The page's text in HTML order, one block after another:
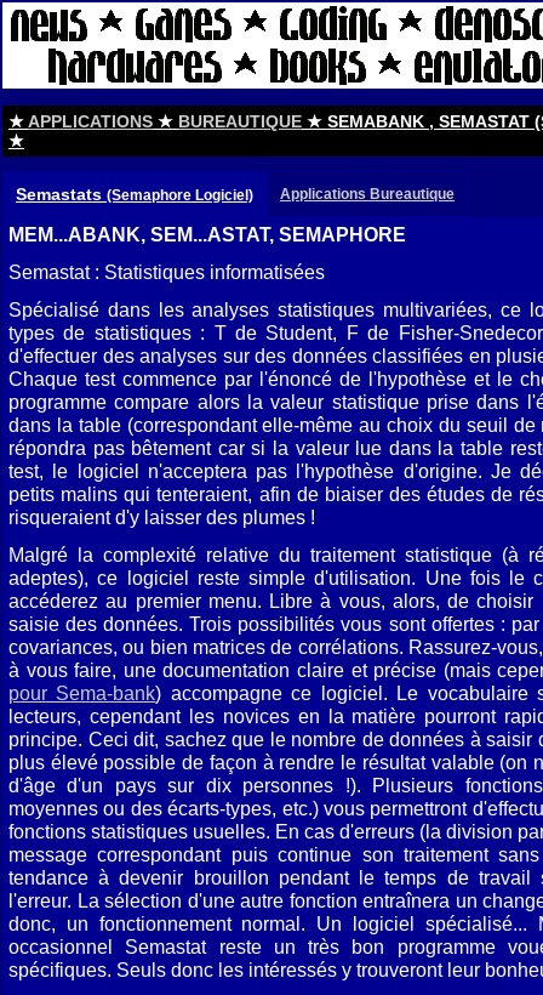
★APPLICATIONS ★ BUREAUTIQUE ★ SEMABANK , SEMASTAT
★
Semastats (Semaphore Logiciel) Applications Bureautique
MEM...ABANK, SEM...ASTAT, SEMAPHORE
Semastat : Statistiques informatisées
Spécialisé dans les analyses statistiques multivariées, ce
types de statistiques : T de Student, F de Fisher-
d'effectuer des analyses sur des données classifiées en
Chaque test commence par l'énoncé de l'hypothèse et le
programme compare alors la valeur statistique prise dans
dans la table (correspondant elle-même au choix du seuil de
répondra pas bêtement car si la valeur lue dans la table
test, le logiciel n'acceptera pas l'hypothèse d'origine. Je
petits malins qui tenteraient, afin de biaiser des études de
risqueraient d'y laisser des plumes !
Malgré la complexité relative du traitement statistique (à
adeptes), ce logiciel reste simple d'utilisation. Une fois le
accéderez au premier menu. Libre à vous, alors, de
saisie des données. Trois possibilités vous sont offertes :
covariances, ou bien matrices de corrélations. Rassurez-
à vous faire, une documentation claire et précise (mais
pour Sema-bank) accompagne ce logiciel. Le vocabulaire
lecteurs, cependant les novices en la matière pourront
principe. Ceci dit, sachez que le nombre de données à saisir
plus élevé possible de façon à rendre le résultat valable (on
d'âge d'un pays sur dix personnes !). Plusieurs
moyennes ou des écarts-types, etc.) vous permettront
fonctions statistiques usuelles. En cas d'erreurs (la division
message correspondant puis continue son traitement
tendance à devenir brouillon pendant le temps de
l'erreur. La sélection d'une autre fonction entraînera un
donc, un fonctionnement normal. Un logiciel spécialisé...
occasionnel Semastat reste un très bon programme
spécifiques. Seuls donc les intéressés y trouveront leur